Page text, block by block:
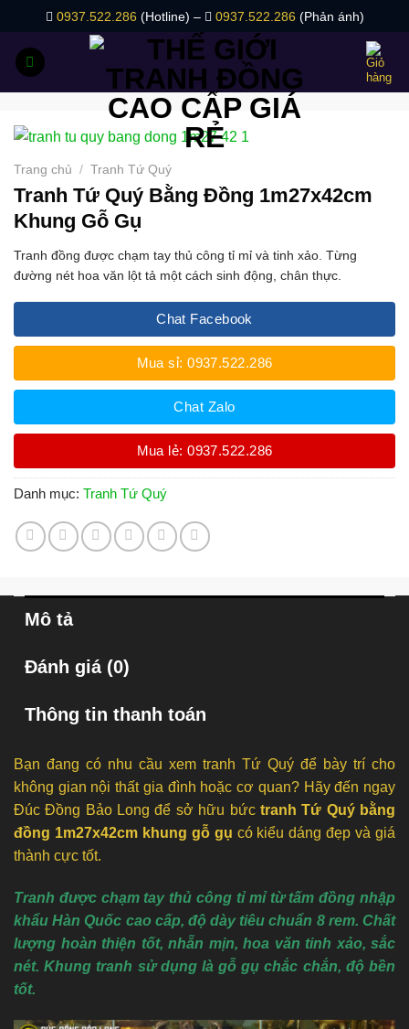
nội
dung
0937.522.286 (Hotline) – 0937.522.286 (Phản ánh)
Trang chủ / Tranh Tứ Quý
Tranh Tứ Quý Bằng Đồng 1m27x42cm
Khung Gỗ Gụ
Tranh đồng được chạm tay thủ công tỉ mỉ và tinh xảo. Từng
đường nét hoa văn lột tả một cách sinh động, chân thực.
Chat Facebook
Mua sỉ: 0937.522.286
Chat Zalo
Mua lẻ: 0937.522.286
Danh mục: Tranh Tứ Quý
Mô tả
Đánh giá (0)
Thông tin thanh toán
Bạn đang có nhu cầu xem tranh Tứ Quý để bày trí cho
không gian nội thất gia đình hoặc cơ quan? Hãy đến ngay
Đúc Đồng Bảo Long để sở hữu bức tranh Tứ Quý bằng
đồng 1m27x42cm khung gỗ gụ có kiểu dáng đẹp và giá
thành cực tốt.
Tranh được chạm tay thủ công tỉ mỉ từ tấm đồng nhập
khẩu Hàn Quốc cao cấp, độ dày tiêu chuẩn 8 rem. Chất
lượng hoàn thiện tốt, nhẵn mịn, hoa văn tinh xảo, sắc
nét. Khung tranh sử dụng là gỗ gụ chắc chắn, độ bền
tốt.